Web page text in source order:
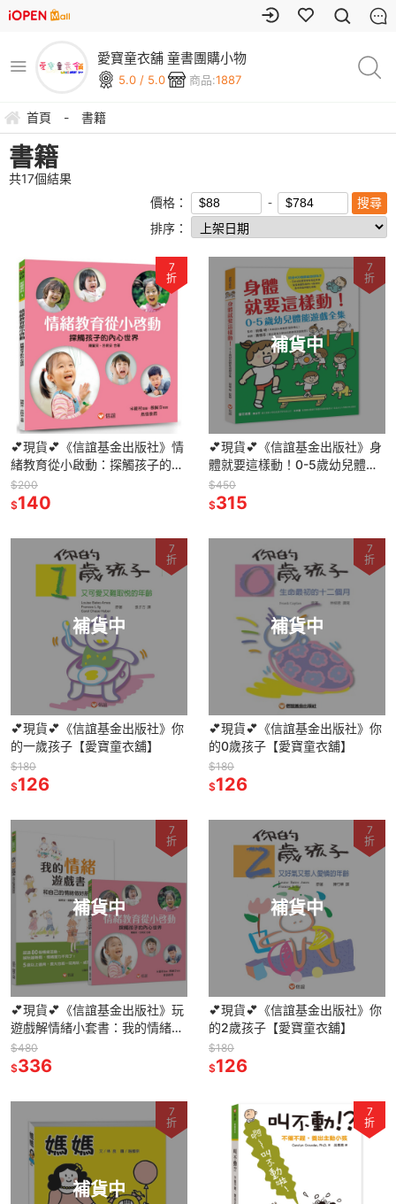
愛寶童衣舖 童書團購小物
5.0 / 5.0 商品:1887
首頁 - 書籍
書籍
共17個結果
價格：
排序：
7
折
💕現貨💕《信誼基金出版社》情
緒教育從小啟動：探觸孩子的內
心世界【愛寶童衣舖】
$200
$140
補貨中
7
折
💕現貨💕《信誼基金出版社》身
體就要這樣動！0-5歲幼兒體能
遊戲全集【愛寶童衣舖】
$450
$315
補貨中
7
折
💕現貨💕《信誼基金出版社》你
的一歲孩子【愛寶童衣舖】
$180
$126
補貨中
7
折
💕現貨💕《信誼基金出版社》你
的0歲孩子【愛寶童衣舖】
$180
$126
補貨中
7
折
💕現貨💕《信誼基金出版社》玩
遊戲解情緒小套書：我的情緒遊
戲書+情緒教育從小啟動【愛寶
童衣舖】
$480
$336
補貨中
7
折
💕現貨💕《信誼基金出版社》你
的2歲孩子【愛寶童衣舖】
$180
$126
補貨中
7
折
7
折